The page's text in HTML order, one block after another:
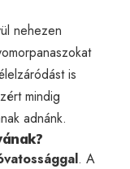
nehezen
is
mindig
adnánk.
. A